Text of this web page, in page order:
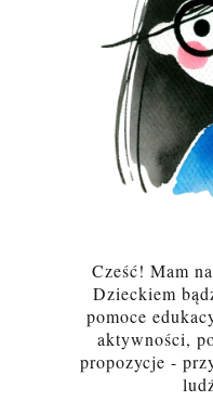
Cześć! Mam
Dzieckiem
pomoce
aktywności,
propozycje -